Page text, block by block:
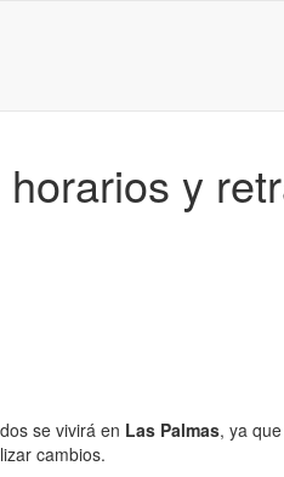
y
se vivirá en Las Palmas, ya
cambios.